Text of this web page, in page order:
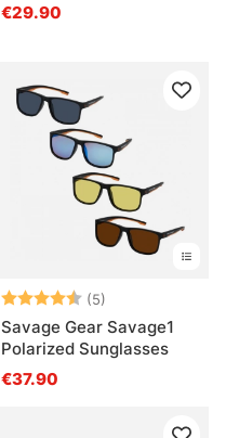
€29.90
Arvio: (5)
Savage Gear Savage1
Polarized Sunglasses
€37.90